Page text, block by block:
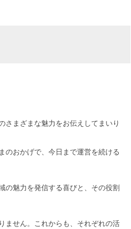
さまざまな魅力をお伝えしてまいり
のおかげで、今日まで運営を続ける
の魅力を発信する喜びと、その役割
ません。これからも、それぞれの活